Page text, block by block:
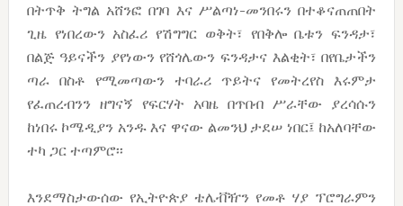
በትጥቅ ትግል አሸንፎ በገባ እና ሥልጣነ-መንበሩን በተቆናጠጠበት
ጊዜ የነበረውን አስፈሪ የሽግግር ወቅት፣ የበቅሎ ቤቱን ፍንዳታ፣
በልጅ ዓይናችን ያየነውን የሸጎሌውን ፍንዳታና እልቂት፣ በየቤታችን
ጣራ በስቶ የሚመጣውን ተባራሪ ጥይትና የመትረየስ እሩምታ
የፈጠረብንን ዘግናኝ የፍርሃት አባዜ በጥበብ ሥራቸው ያረሳሱን
ከነበሩ ኮሜዲያን አንዱ እና ዋናው ልመንህ ታደሠ ነበር፤ ከአለባቸው
ተካ ጋር ተጣምሮ፡፡
እንደማስታውሰው የኢትዮጵያ ቴሌቭዥን የመቶ ሃያ ፕሮግራምን